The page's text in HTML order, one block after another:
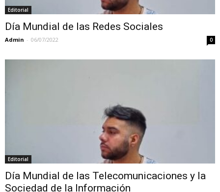
Editorial
Día Mundial de las Redes Sociales
Admin - 06/07/2022 0
Editorial
Día Mundial de las Telecomunicaciones y la
Sociedad de la Información